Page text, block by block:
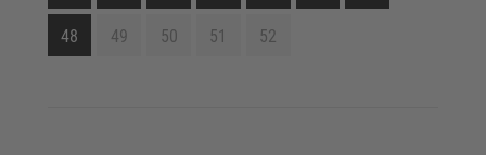
48 49 50 51 52